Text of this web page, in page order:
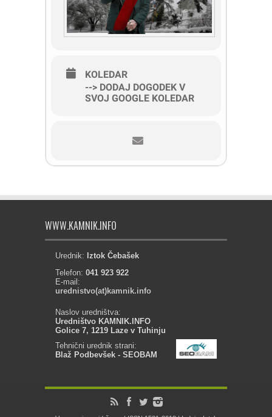
KOLEDAR
--> DODAJ DOGODEK V
SVOJ GOOGLE KOLEDAR
WWW.KAMNIK.INFO
Urednik: Iztok Čebašek
Telefon: 041 923 922
E-mail:
urednistvo(at)kamnik.info
Naslov uredništva:
Uredništvo KAMNIK.INFO
Golice 7, 1219 Laze v Tuhinju
Tehnični urednik strani:
Blaž Podbevšek - SEOBAM